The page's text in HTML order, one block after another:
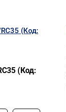
(Код: